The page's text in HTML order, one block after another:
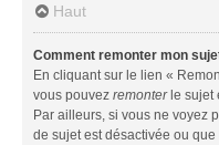
Haut
Comment remonter mon
En cliquant sur le lien «
vous pouvez remonterle sujet
Par ailleurs, si vous ne voyez
de sujet est désactivée ou